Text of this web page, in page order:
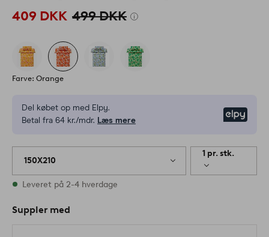
409 DKK 499 DKK
Farve: Orange
Del købet op med Elpy.
Betal fra 64 kr./mdr. Læs mere
150X210
1 pr. stk.
På lager
Leveret på 2-4 hverdage
Suppler med